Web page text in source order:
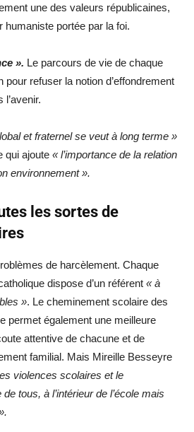
une des valeurs républicaines,
humaniste portée par la foi.
». Le parcours de vie de chaque
pour refuser la notion d’effondrement
et fraternel se veut à long terme »
qui ajoute « l’importance de la relation
environnement ».
les sortes de
de harcèlement. Chaque
dispose d’un référent « à
». Le cheminement scolaire des
permet également une meilleure
attentive de chacune et de
familial. Mais Mireille Besseyre
violences scolaires et le
tous, à l’intérieur de l’école mais